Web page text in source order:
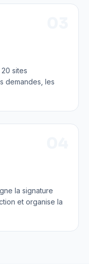
sites
demandes, les
la signature
et organise la